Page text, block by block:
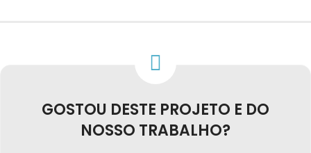
GOSTOU DESTE PROJETO E DO
NOSSO TRABALHO?